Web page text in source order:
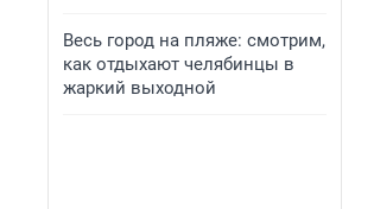
Весь город на пляже: смотрим,
как отдыхают челябинцы в
жаркий выходной